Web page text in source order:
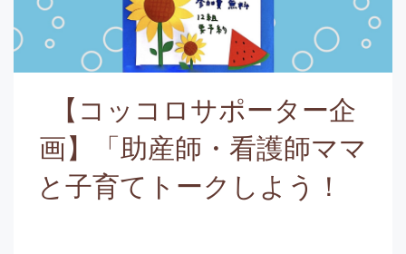
【コッコロサポーター企
画】「助産師・看護師ママ
と子育てトークしよう！